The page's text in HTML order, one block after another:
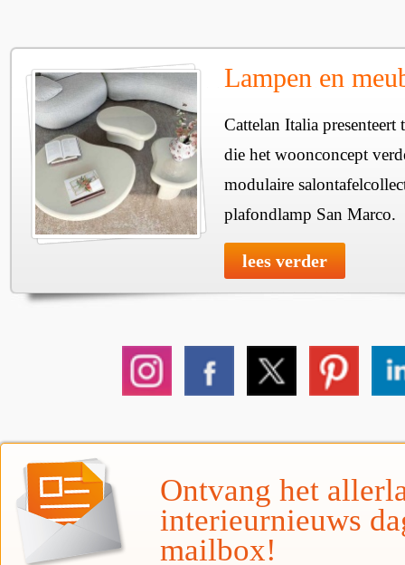
Lampen en
Cattelan Italia
die het woonconcept
modulaire
plafondlamp San Marco.
lees verder
Ontvang het
interieurnieuws
mailbox!